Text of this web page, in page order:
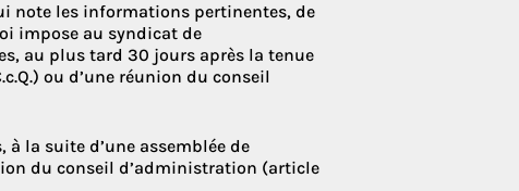
note les informations pertinentes, de
impose au syndicat de
au plus tard 30 jours après la tenue
ou d’une réunion du conseil
la suite d’une assemblée de
du conseil d’administration (article